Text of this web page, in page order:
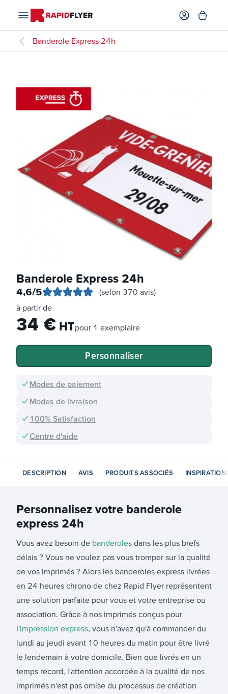
Banderole Express 24h
DESCRIPTION AVIS PRODUITS ASSOCIÉS
Banderole Express 24h
4,6/5
(selon 370 avis)
à partir de
34 €HTpour 1 exemplaire
Personnaliser
Modes de paiement
Modes de livraison
100% Satisfaction
Centre d'aide
Personnalisez votre banderole
express 24h
Vous avez besoin de banderoles dans les plus brefs
délais ? Vous ne voulez pas vous tromper sur la qualité
de vos imprimés ? Alors les banderoles express livrées
en 24 heures chrono de chez Rapid Flyer représentent
une solution parfaite pour vous et votre entreprise ou
association. Grâce à nos imprimés conçus pour
l'impression express, vous n'avez qu'à commander du
lundi au jeudi avant 10 heures du matin pour être livré
le lendemain à votre domicile. Bien que livrés en un
temps record, l'attention accordée à la qualité de nos
imprimés n'est pas omise du processus de création